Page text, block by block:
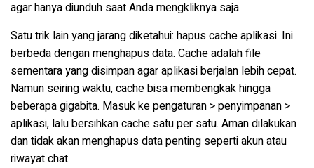
agar hanya diunduh saat Anda mengkliknya saja.
Satu trik lain yang jarang diketahui: hapus cache aplikasi. Ini
berbeda dengan menghapus data. Cache adalah file
sementara yang disimpan agar aplikasi berjalan lebih cepat.
Namun seiring waktu, cache bisa membengkak hingga
beberapa gigabita. Masuk ke pengaturan > penyimpanan >
aplikasi, lalu bersihkan cache satu per satu. Aman dilakukan
dan tidak akan menghapus data penting seperti akun atau
riwayat chat.